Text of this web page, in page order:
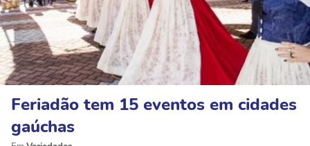
Feriadão tem 15 eventos em cidades
gaúchas